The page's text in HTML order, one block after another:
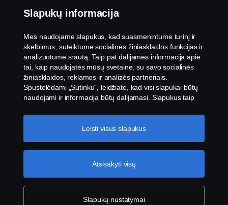
Slapukai
Susisiekite su mumis
Pranešimų teikimas
Slapukų nustatymai
© „Scania 2026“ visos teisės saugomos. „Scania
CV AB“ (publ), SE-151 87 Sioderteljė, Švedija, tel.:
+46-8-55 38 10 00, faksas: +46-8-55 38 10 37.
Slapukų informacija
Mes naudojame slapukus, kad suasmenintume turinį ir
skelbimus, suteiktume socialinės žiniasklaidos funkcijas ir
analizuotume srautą. Taip pat dalijamės informacija apie
tai, kaip naudojatės mūsų svetaine, su savo socialinės
žiniasklaidos, reklamos ir analizės partneriais.
Spustelėdami „Sutinku“, leidžiate, kad visi slapukai būtų
naudojami ir informacija būtų dalijamasi. Slapukus taip
pasirinkę norimas priimti kategorijas. Norėdami sužinoti
daugiau, kaip naudojame slapukus, apsilankykite mūsų
Slapukų nustatymai
Atsisakyti visų
Leisti visus slapukus